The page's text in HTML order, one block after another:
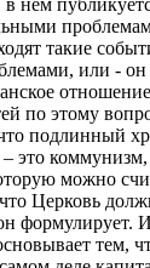
такие
или -
по этому
подлинный
– это
можно
Церковь
формулирует.
тем,